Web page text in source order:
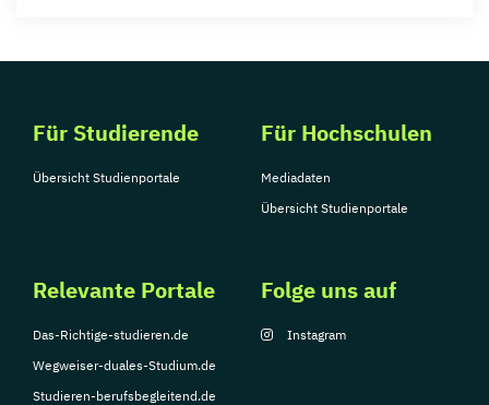
Für Studierende
Übersicht Studienportale
Für Hochschulen
Mediadaten
Übersicht Studienportale
Relevante Portale
Das-Richtige-studieren.de
Wegweiser-duales-Studium.de
Studieren-berufsbegleitend.de
Folge uns auf
Instagram